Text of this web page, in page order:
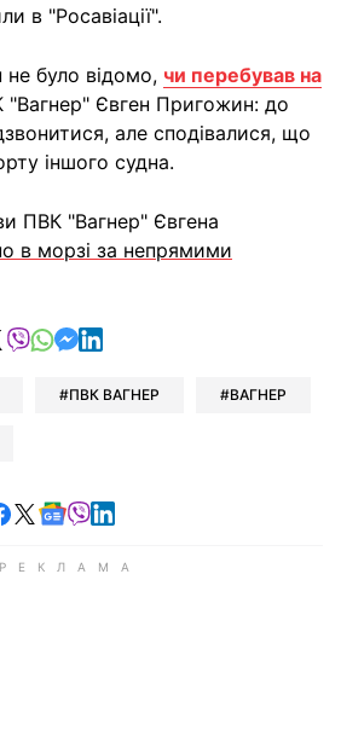
в "Росавіації".
не було відомо, чи перебував на
"Вагнер" Євген Пригожин: до
але сподівалися, що
іншого судна.
ПВК "Вагнер" Євгена
в морзі за непрямими
у Telegram
у Facebook
поділитись у X
відправити у Viber
відправити у Whatsapp
відправити у Messenger
відправити у LinkedIn
ПВК ВАГНЕР ВАГНЕР
у Telegram
Читайте у Facebook
Читайте у X
Читайте у Google news
Читайте у Viber
Читайте у LinkedIn